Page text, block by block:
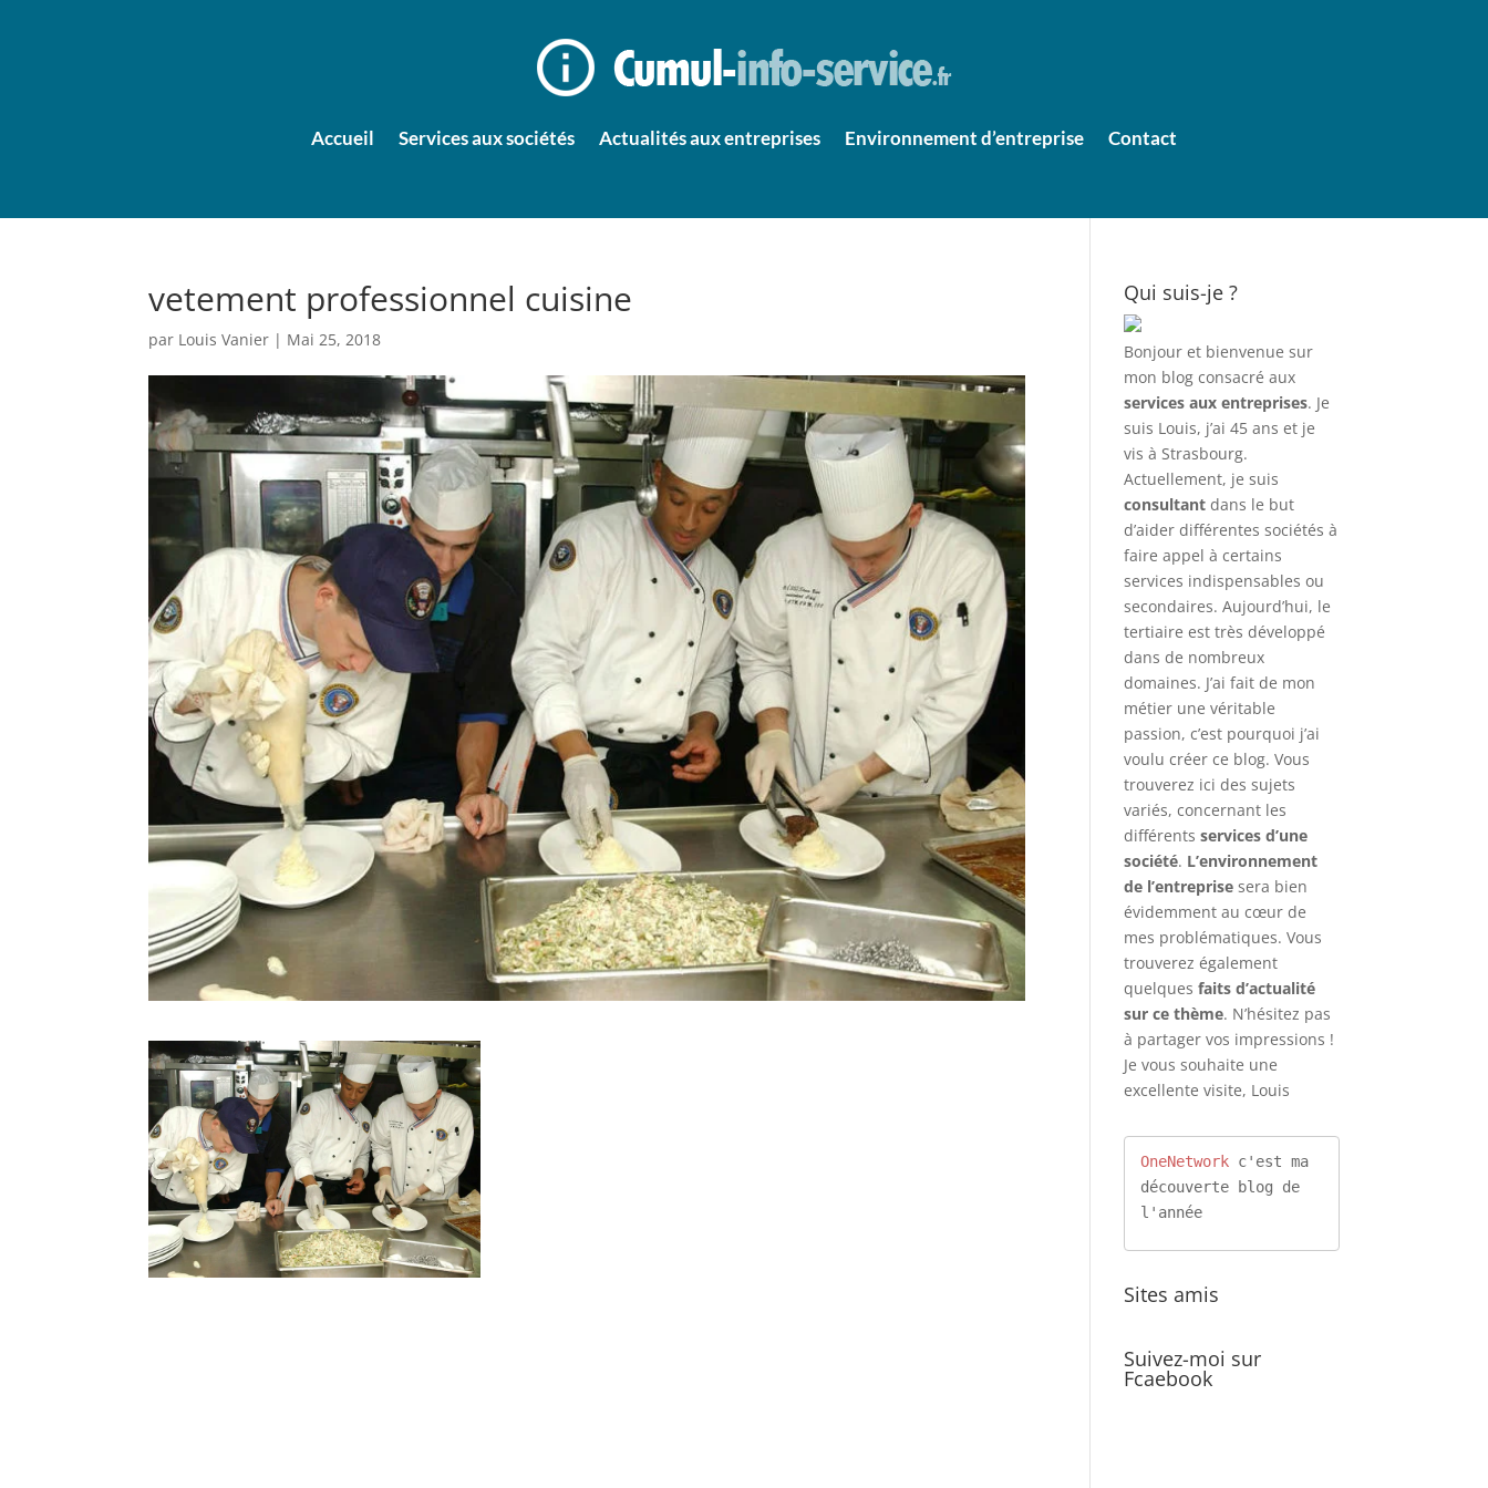
Accueil Services aux sociétés Actualités aux entreprises Environnement d’entreprise Contact
vetement professionnel cuisine
par Louis Vanier | Mai 25, 2018
Qui suis-je ?
Bonjour et bienvenue sur
mon blog consacré aux
services aux entreprises. Je
suis Louis, j’ai 45 ans et je
vis à Strasbourg.
Actuellement, je suis
consultantdans le but
d’aider différentes sociétés à
faire appel à certains
services indispensables ou
secondaires. Aujourd’hui, le
tertiaire est très développé
dans de nombreux
domaines. J’ai fait de mon
métier une véritable
passion, c’est pourquoi j’ai
voulu créer ce blog. Vous
trouverez ici des sujets
variés, concernant les
différentsservices d’une
société. L’environnement
de l’entreprise sera bien
évidemment au cœur de
mes problématiques. Vous
trouverez également
quelquesfaits d’actualité
sur ce thème. N’hésitez pas
à partager vos impressions !
Je vous souhaite une
excellente visite, Louis
OneNetwork c'est ma
découverte blog de
l'année
Sites amis
Suivez-moi sur
Fcaebook